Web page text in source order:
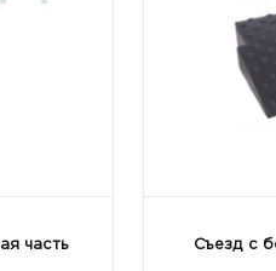
часть Съезд с